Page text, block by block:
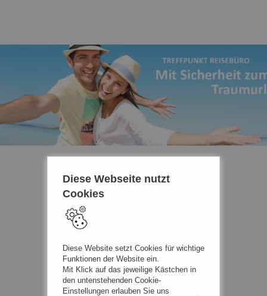
Diese Webseite nutzt
Cookies
Diese Website setzt Cookies für wichtige
Funktionen der Website ein.
Mit Klick auf das jeweilige Kästchen in
den untenstehenden Cookie-
Einstellungen erlauben Sie uns